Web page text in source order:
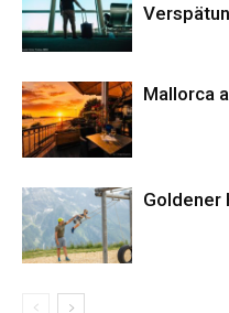
Mallorca
Goldener